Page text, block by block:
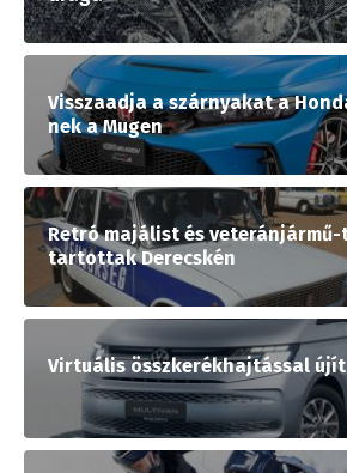
Visszaadja a szárnyakat a
nek a Mugen
Retró majálist és
tartottak Derecskén
Virtuális összkerékhajtással